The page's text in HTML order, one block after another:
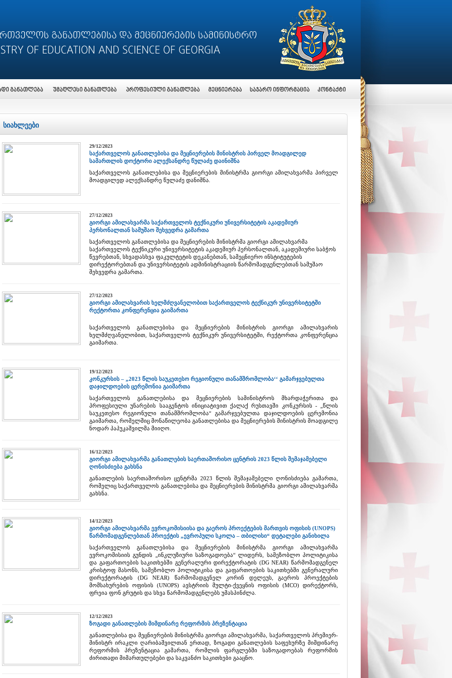
სიახლეები
29/12/2023
საქართველოს განათლებისა და მეცნიერების მინისტრის პირველ მოადგილედ
სამართლის დოქტორი ალექსანდრე წულაძე დაინიშნა
საქართველოს განათლებისა და მეცნიერების მინისტრმა გიორგი ამილახვარმა პირველ
მოადგილედ ალექსანდრე წულაძე დანიშნა.
27/12/2023
გიორგი ამილახვარმა საქართველოს ტექნიკური უნივერსიტეტის აკადემიურ
პერსონალთან სამუშაო შეხვედრა გამართა
საქართველოს განათლებისა და მეცნიერების მინისტრმა გიორგი ამილახვარმა
საქართველოს ტექნიკური უნივერსიტეტის აკადემიურ პერსონალთან, აკადემიური საბჭოს
წევრებთან, სხვადასხვა ფაკულტეტის დეკანებთან, სამეცნიერო ინსტიტუტების
დირექტორებთან და უნივერსიტეტის ადმინისტრაციის წარმომადგენლებთან სამუშაო
შეხვედრა გამართა.
27/12/2023
გიორგი ამილახვარის ხელმძღვანელობით საქართველოს ტექნიკურ უნივერსიტეტში
რექტორთა კონფერენცია გაიმართა
საქართველოს განათლებისა და მეცნიერების მინისტრის გიორგი ამილახვარის
ხელმძღვანელობით, საქართველოს ტექნიკურ უნივერსიტეტში, რექტორთა კონფერენცია
გაიმართა.
19/12/2023
კონკურსის – „2023 წლის საუკეთესო რეგიონული თანამშრომლობა‘‘ გამარჯვებულთა
დაჯილდოების ცერემონია გაიმართა
საქართველოს განათლებისა და მეცნიერების სამინისტროს მხარდაჭერითა და
პროფესიული უნარების სააგენტოს ინიციატივით ქალაქ რუსთავში კონკურსის - „წლის
საუკეთესო რეგიონული თანამშრომლობა“ გამარჯვებულთა დაჯილდოების ცერემონია
გაიმართა, რომელშიც მონაწილეობა განათლებისა და მეცნიერების მინისტრის მოადგილე
ნოდარ პაპუკაშვილმა მიიღო.
16/12/2023
გიორგი ამილახვარმა განათლების საერთაშორისო ცენტრის 2023 წლის შემაჯამებელი
ღონისძიება გახსნა
განათლების საერთაშორისო ცენტრმა 2023 წლის შემაჯამებელი ღონისძიება გამართა,
რომელიც საქართველოს განათლებისა და მეცნიერების მინისტრმა გიორგი ამილახვარმა
გახსნა.
14/12/2023
გიორგი ამილახვარმა ევროკომისიისა და გაეროს პროექტების მართვის ოფისის (UNOPS)
წარმომადგენლებთან პროექტის „ევროპული სკოლა – თბილისი“ დეტალები განიხილა
საქართველოს განათლებისა და მეცნიერების მინისტრმა გიორგი ამილახვარმა
ევროკომისიის გუნდის „ინკლუზიური საზოგადოება“ ლიდერს, სამეზობლო პოლიტიკისა
და გაფართოების საკითხებში გენერალური დირექტორატის (DG NEAR) წარმომადგენელ
კრისტოფ მასონს, სამეზობლო პოლიტიკისა და გაფართოების საკითხებში გენერალური
დირექტორატის (DG NEAR) წარმომადგენელ კორინ დელეუს, გაეროს პროექტების
მომსახურების ოფისის (UNOPS) ავსტრიის მულტი-ქვეყნის ოფისის (MCO) დირექტორს,
ფრეია ფონ გრუტის და სხვა წარმომადგენლებს უმასპინძლა.
12/12/2023
ზოგადი განათლების მიმდინარე რეფორმის პრეზენტაცია
განათლებისა და მეცნიერების მინისტრმა გიორგი ამილახვარმა, საქართველოს პრემიერ-
მინისტრ ირაკლი ღარიბაშვილთან ერთად, ზოგადი განათლების საფეხურზე მიმდინარე
რეფორმის პრეზენტაცია გამართა, რომლის ფარგლებში საზოგადოებას რეფორმის
ძირითადი მიმართულებები და საკვანძო საკითხები გააცნო.